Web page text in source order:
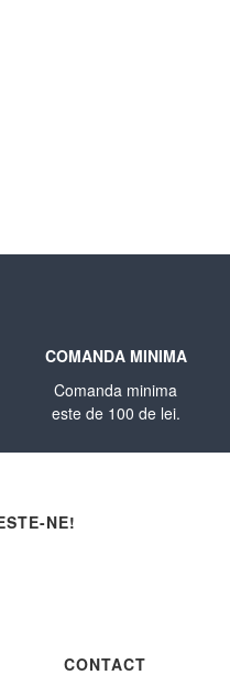
COMANDA MINIMA
Comanda minima
este de 100 de lei.
NE!
CONTACT